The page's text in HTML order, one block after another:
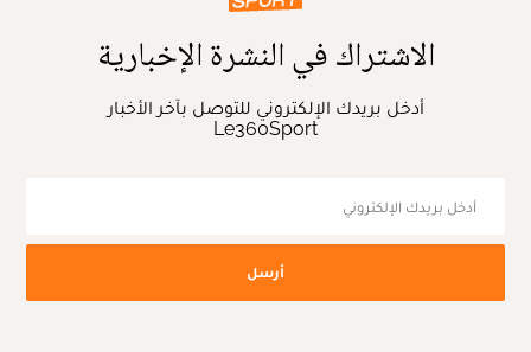
الاشتراك في النشرة الإخبارية
أدخل بريدك الإلكتروني للتوصل بآخر الأخبار
Le360Sport
أرسل